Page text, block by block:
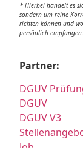
* Hierbei handelt es
sondern um reine
richten können und
persönlich empfangen.
Partner:
DGUV
DGUV
DGUV V3